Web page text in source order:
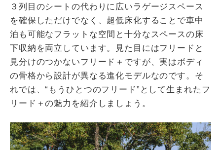
３列目のシートの代わりに広いラゲージスペース
を確保しただけでなく、超低床化することで車中
泊も可能なフラットな空間と十分なスペースの床
下収納を両立しています。見た目にはフリードと
見分けのつかないフリード＋ですが、実はボディ
の骨格から設計が異なる進化モデルなのです。そ
れでは、“もうひとつのフリード”として生まれたフ
リード＋の魅力を紹介しましょう。